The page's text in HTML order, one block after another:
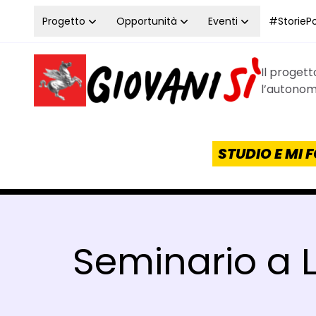
Vai al contenuto
Progetto Opportunità Eventi
Homepage Giovanisì - Progetto della Regione
Il
STUDIO E MI
Seminario a